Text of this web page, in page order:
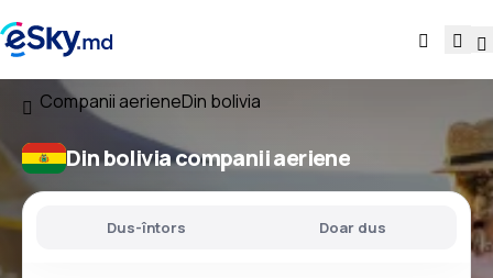
Companii aerieneDin bolivia
Din bolivia companii aeriene
Dus-întors Doar dus